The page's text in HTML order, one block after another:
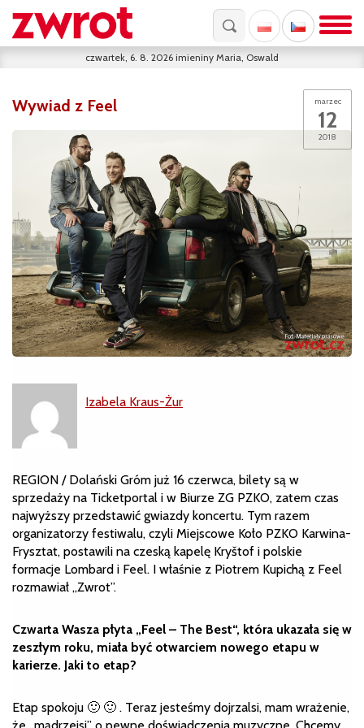
czwartek, 6. 8. 2026 imieniny Maria, Oswald
marzec
12
2018
Wywiad z Feel
Izabela Kraus-Żur
REGION / Dolański Gróm już 16 czerwca, bilety są w
sprzedaży na Ticketportal i w Biurze ZG PZKO, zatem czas
najwyższy przedstawić gwiazdy koncertu. Tym razem
organizatorzy festiwalu, czyli Miejscowe Koło PZKO Karwina-
Frysztat, postawili na czeską kapelę Kryštof i polskie
formacje Lombard i Feel. I właśnie z Piotrem Kupichą z Feel
rozmawiał „Zwrot”.
Czwarta Wasza płyta „Feel – The Best“, która ukazała się w
zeszłym roku, miała być otwarciem nowego etapu w
karierze. Jaki to etap?
Etap spokoju 🙂 🙂 . Teraz jesteśmy dojrzalsi, mam wrażenie,